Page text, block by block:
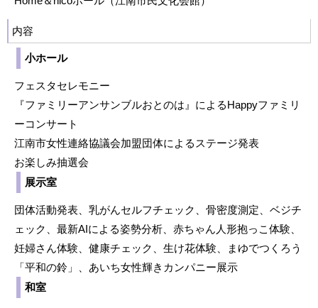
内容
小ホール
フェスタセレモニー
『ファミリーアンサンブルおとのは』によるHappyファミリ
ーコンサート
江南市女性連絡協議会加盟団体によるステージ発表
お楽しみ抽選会
展示室
団体活動発表、乳がんセルフチェック、骨密度測定、ベジチ
ェック、最新AIによる姿勢分析、赤ちゃん人形抱っこ体験、
妊婦さん体験、健康チェック、生け花体験、まゆでつくろう
「平和の鈴」、あいち女性輝きカンパニー展示
和室